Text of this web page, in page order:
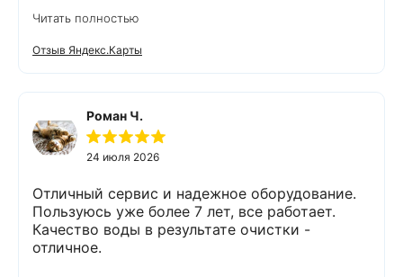
выполнено (всё чётко без шума и пыли),
приятно работать с грамотными,
обязательными людьми. Спасибо
Читать полностью
Отзыв Яндекс.Карты
Роман Ч.
24 июля 2026
Отличный сервис и надежное оборудование.
Пользуюсь уже более 7 лет, все работает.
Качество воды в результате очистки -
отличное.